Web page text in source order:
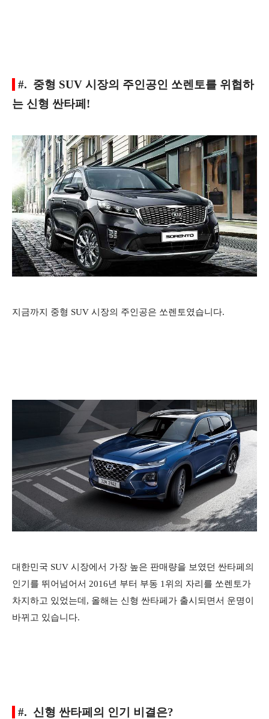
#. 중형 SUV 시장의 주인공인 쏘렌토를 위협하
는 신형 싼타페!
지금까지 중형 SUV 시장의 주인공은 쏘렌토였습니다.
대한민국 SUV 시장에서 가장 높은 판매량을 보였던 싼타페의
인기를 뛰어넘어서 2016년 부터 부동 1위의 자리를 쏘렌토가
차지하고 있었는데, 올해는 신형 싼타페가 출시되면서 운명이
바뀌고 있습니다.
#. 신형 싼타페의 인기 비결은?